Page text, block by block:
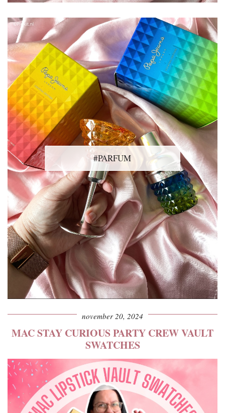
#PARFUM
november 20, 2024
MAC STAY CURIOUS PARTY CREW VAULT
SWATCHES